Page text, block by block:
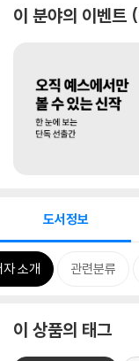
이 분야의 이벤트
도서정보
자 소개 관련분류
이 상품의 태그